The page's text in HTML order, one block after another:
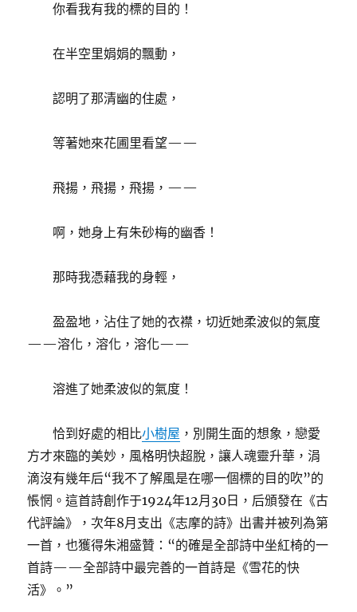
你看我有我的標的目的！
在半空里娟娟的飄動，
認明了那清幽的住處，
等著她來花圃里看望——
飛揚，飛揚，飛揚，——
啊，她身上有朱砂梅的幽香！
那時我憑藉我的身輕，
盈盈地，沾住了她的衣襟，切近她柔波似的氣度
——溶化，溶化，溶化——
溶進了她柔波似的氣度！
恰到好處的相比小樹屋 ，別開生面的想象，戀愛
方才來臨的美妙，風格明快超脫，讓人魂靈升華，涓
滴沒有幾年后“我不了解風是在哪一個標的目的吹”的
悵惘。這首詩創作于1924年12月30日，后頒發在《古
代評論》，次年8月支出《志摩的詩》出書并被列為第
一首，也獲得朱湘盛贊：“的確是全部詩中坐紅椅的一
首詩——全部詩中最完善的一首詩是《雪花的快
活》。”